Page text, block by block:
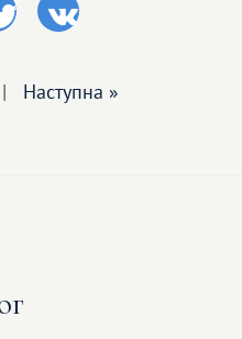
Наступна »